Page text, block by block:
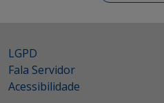
LGPD
Fala Servidor
Acessibilidade